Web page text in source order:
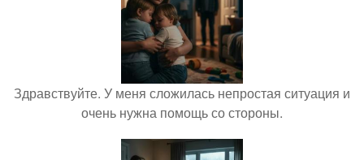
Здравствуйте. У меня сложилась непростая ситуация и
очень нужна помощь со стороны.